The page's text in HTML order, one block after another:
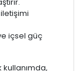
içsel güç